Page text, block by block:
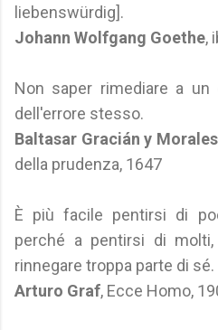
liebenswürdig].
Johann Wolfgang Goethe,
Non saper rimediare a
dell'errore stesso.
Baltasar Gracián y Morales
della prudenza, 1647
È più facile pentirsi di
perché a pentirsi di
rinnegare troppa parte di sé.
Arturo Graf, Ecce Homo,